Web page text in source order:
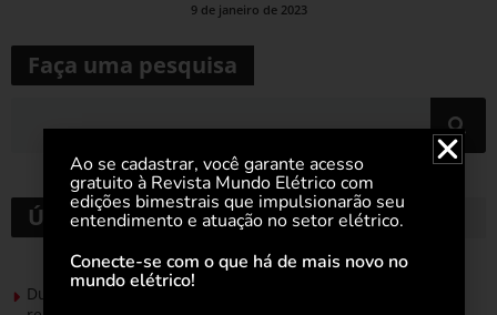
9 de janeiro de 2023
Faça uma pesquisa
Últimas notícias
Durante esforço concentrado do Congresso, setor de
Ao se cadastrar, você garante acesso
gratuito à Revista Mundo Elétrico com
edições bimestrais que impulsionarão seu
entendimento e atuação no setor elétrico.
Conecte-se com o que há de mais novo no
mundo elétrico!